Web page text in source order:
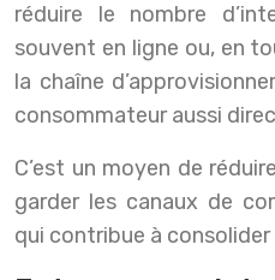
réduire le nombre
souvent en ligne ou, en
la chaîne
consommateur aussi
C’est un moyen de
garder les canaux de
qui contribue à consolider